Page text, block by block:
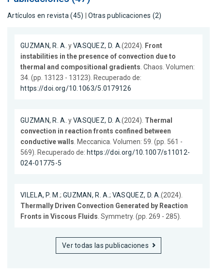
Artículos en revista (45) Otras publicaciones (2)
GUZMAN, R. A. yVASQUEZ, D. A.(2024).
Front
instabilities in the presence of convection due to
thermal and compositional gradients . Chaos. Volumen:
34. (pp. 13123 - 13123). Recuperado de:
https://doi.org/10.1063/5.0179126
GUZMAN, R. A. yVASQUEZ, D. A.(2024). Thermal
convection in reaction fronts confined between
conductive walls . Meccanica. Volumen: 59. (pp. 561 -
569). Recuperado de: https://doi.org/10.1007/s11012-
024-01775-5
VILELA, P. M. ; GUZMAN, R. A. ; VASQUEZ, D. A.(2024).
Thermally Driven Convection Generated by Reaction
Fronts in Viscous Fluids . Symmetry. (pp. 269 - 285).
Ver todas las publicaciones